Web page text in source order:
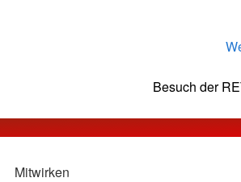
Besuch der
Mitwirken